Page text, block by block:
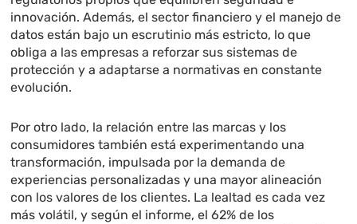
innovación. Además, el sector financiero y el manejo de
datos están bajo un escrutinio más estricto, lo que
obliga a las empresas a reforzar sus sistemas de
protección y a adaptarse a normativas en constante
evolución.
Por otro lado, la relación entre las marcas y los
consumidores también está experimentando una
transformación, impulsada por la demanda de
experiencias personalizadas y una mayor alineación
con los valores de los clientes. La lealtad es cada vez
más volátil, y según el informe, el 62% de los